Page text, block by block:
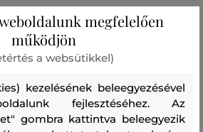
termékek
megfelelően
működjön
a websütikkel)
kezelésének beleegyezésével
fejlesztéséhez. Az
gombra kattintva beleegyezik